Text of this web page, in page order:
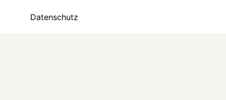
Datenschutz